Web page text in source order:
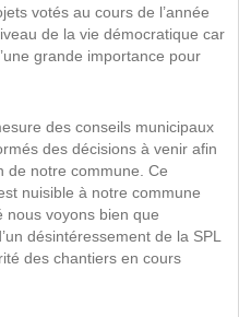
votés au cours de l’année
de la vie démocratique car
grande importance pour
des conseils municipaux
des décisions à venir afin
de notre commune. Ce
nuisible à notre commune
nous voyons bien que
désintéressement de la SPL
des chantiers en cours